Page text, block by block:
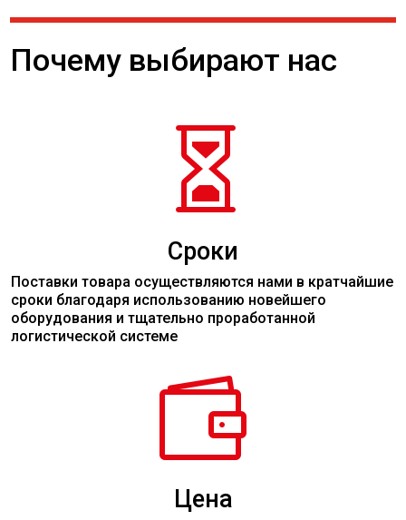
Почему выбирают нас

Сроки
Поставки товара осуществляются нами в кратчайшие
сроки благодаря использованию новейшего
оборудования и тщательно проработанной
логистической системе

Цена